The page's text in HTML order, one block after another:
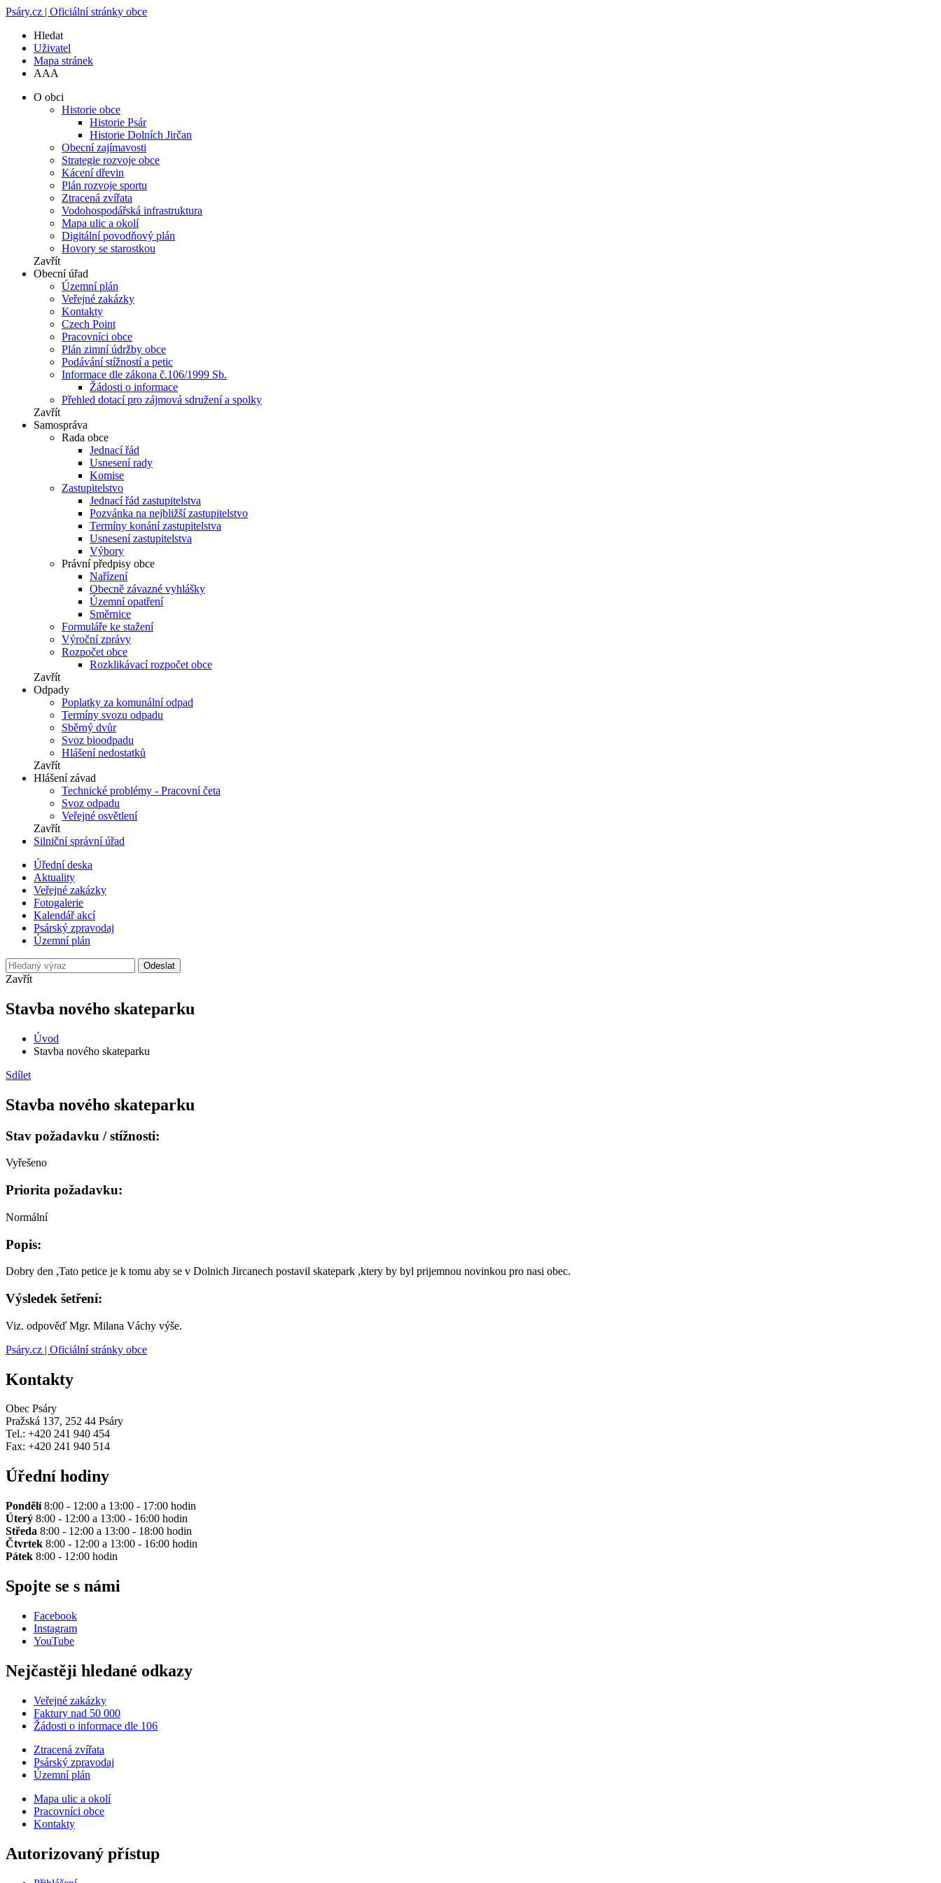
Psáry.cz | Oficiální stránky obce
Hledat
Uživatel
Mapa stránek
AAA
O obci
Historie obce
Historie Psár
Historie Dolních Jirčan
Obecní zajímavosti
Strategie rozvoje obce
Kácení dřevin
Plán rozvoje sportu
Ztracená zvířata
Vodohospodářská infrastruktura
Mapa ulic a okolí
Digitální povodňový plán
Hovory se starostkou
Zavřít
Obecní úřad
Územní plán
Veřejné zakázky
Kontakty
Czech Point
Pracovníci obce
Plán zimní údržby obce
Podávání stížností a petic
Informace dle zákona č.106/1999 Sb.
Žádosti o informace
Přehled dotací pro zájmová sdružení a spolky
Zavřít
Samospráva
Rada obce
Jednací řád
Usnesení rady
Komise
Zastupitelstvo
Jednací řád zastupitelstva
Pozvánka na nejbližší zastupitelstvo
Termíny konání zastupitelstva
Usnesení zastupitelstva
Výbory
Právní předpisy obce
Nařízení
Obecně závazné vyhlášky
Územní opatření
Směrnice
Formuláře ke stažení
Výroční zprávy
Rozpočet obce
Rozklikávací rozpočet obce
Zavřít
Odpady
Poplatky za komunální odpad
Termíny svozu odpadu
Sběrný dvůr
Svoz bioodpadu
Hlášení nedostatků
Zavřít
Hlášení závad
Technické problémy - Pracovní četa
Svoz odpadu
Veřejné osvětlení
Zavřít
Silniční správní úřad
Úřední deska
Aktuality
Veřejné zakázky
Fotogalerie
Kalendář akcí
Psárský zpravodaj
Územní plán
Odeslat
Zavřít
Stavba nového skateparku
Úvod
Stavba nového skateparku
Sdílet
Stavba nového skateparku
Stav požadavku / stížnosti:
Vyřešeno
Priorita požadavku:
Normální
Popis:
Dobry den ,Tato petice je k tomu aby se v Dolnich Jircanech postavil skatepark ,ktery by byl prijemnou novinkou pro nasi obec.
Výsledek šetření:
Viz. odpověď Mgr. Milana Váchy výše.
Psáry.cz | Oficiální stránky obce
Kontakty
Obec Psáry
Pražská 137, 252 44 Psáry
Tel.: +420 241 940 454
Fax: +420 241 940 514
Úřední hodiny
Pondělí8:00 - 12:00 a 13:00 - 17:00 hodin
Úterý 8:00 - 12:00 a 13:00 - 16:00 hodin
Středa 8:00 - 12:00 a 13:00 - 18:00 hodin
Čtvrtek 8:00 - 12:00 a 13:00 - 16:00 hodin
Pátek 8:00 - 12:00 hodin
Spojte se s námi
Facebook
Instagram
YouTube
Nejčastěji hledané odkazy
Veřejné zakázky
Faktury nad 50 000
Žádosti o informace dle 106
Ztracená zvířata
Psárský zpravodaj
Územní plán
Mapa ulic a okolí
Pracovníci obce
Kontakty
Autorizovaný přístup